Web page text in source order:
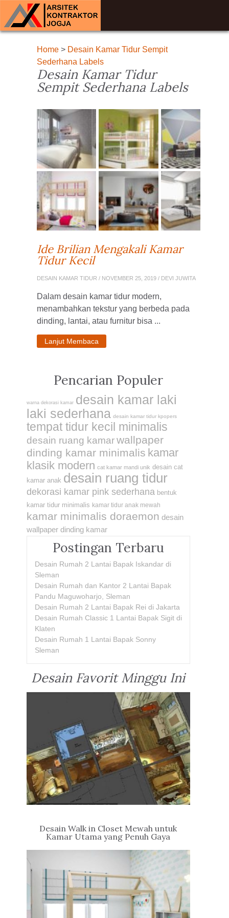
Home> Desain Kamar Tidur Sempit
Sederhana Labels
Desain Kamar Tidur
Sempit Sederhana Labels
Ide Brilian Mengakali Kamar
Tidur Kecil
DESAIN KAMAR TIDUR / NOVEMBER 25, 2019 / DEVI JUWITA
Dalam desain kamar tidur modern,
menambahkan tekstur yang berbeda pada
dinding, lantai, atau furnitur bisa ...
Lanjut Membaca
Pencarian Populer
warna dekorasi kamar desain kamar laki
laki sederhana desain kamar tidur kpopers
tempat tidur kecil minimalis
desain ruang kamar wallpaper
dinding kamar minimalis kamar
klasik modern cat kamar mandi unik desain cat
kamar anak desain ruang tidur
dekorasi kamar pink sederhana bentuk
kamar tidur minimalis kamar tidur anak mewah
kamar minimalis doraemon desain
wallpaper dinding kamar
Postingan Terbaru
Desain Rumah 2 Lantai Bapak Iskandar di
Sleman
Desain Rumah dan Kantor 2 Lantai Bapak
Pandu Maguwoharjo, Sleman
Desain Rumah 2 Lantai Bapak Rei di Jakarta
Desain Rumah Classic 1 Lantai Bapak Sigit di
Klaten
Desain Rumah 1 Lantai Bapak Sonny
Sleman
Desain Favorit Minggu Ini
Desain Walk in Closet Mewah untuk
Kamar Utama yang Penuh Gaya